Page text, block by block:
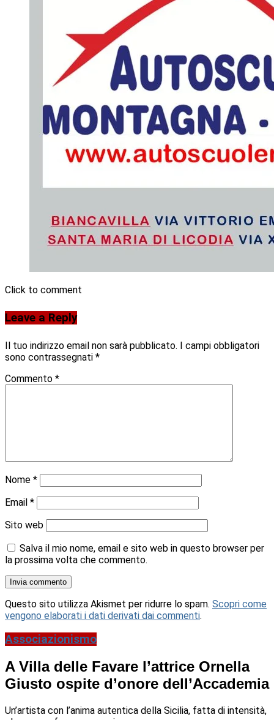
Click to comment
Leave a Reply
Il tuo indirizzo email non sarà pubblicato. I campi obbligatori
sono contrassegnati *
Commento *
Nome *
Email *
Sito web
Salva il mio nome, email e sito web in questo browser per
la prossima volta che commento.
Questo sito utilizza Akismet per ridurre lo spam. Scopri come
vengono elaborati i dati derivati dai commenti.
Associazionismo
A Villa delle Favare l’attrice Ornella
Giusto ospite d’onore dell’Accademia
Un’artista con l’anima autentica della Sicilia, fatta di intensità,